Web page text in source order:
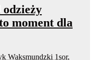
moment dla
Waksmundzki 1sor,